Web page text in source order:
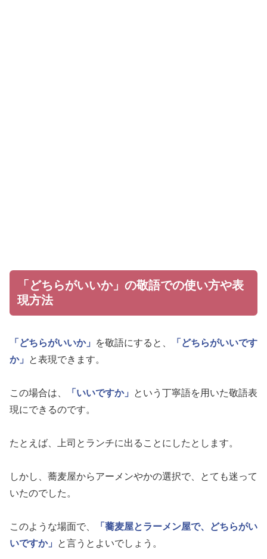
「どちらがいいか」の敬語での使い方や表
現方法
「どちらがいいか」 を敬語にすると、
「どちらがいいです
か」
と表現できます。
この場合は、 「いいですか」
という丁寧語を用いた敬語表
現にできるのです。
たとえば、上司とランチに出ることにしたとします。
しかし、蕎麦屋からアーメンやかの選択で、とても迷って
いたのでした。
このような場面で、
「蕎麦屋とラーメン屋で、どちらがい
いですか」
と言うとよいでしょう。